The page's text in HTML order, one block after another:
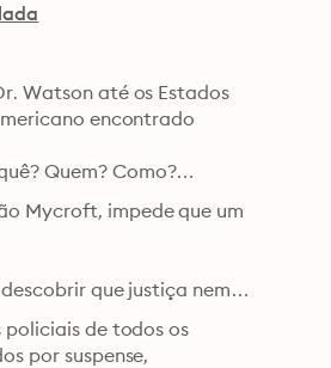
Watson até os Estados
encontrado
Quem? Como?
Mycroft, impede que um
que justiça nem
policiais de todos os
por suspense,